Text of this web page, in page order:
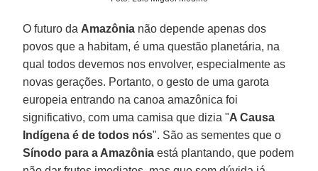
O futuro daAmazônia não depende apenas dos
povos que a habitam, é uma questão planetária, na
qual todos devemos nos envolver, especialmente as
novas gerações. Portanto, o gesto de uma garota
europeia entrando na canoa amazônica foi
significativo, com uma camisa que dizia "A Causa
Indígena é de todos nós". São as sementes que o
Sínodo para a Amazônia está plantando, que podem